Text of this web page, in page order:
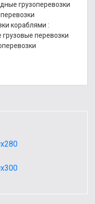
грузоперевозки
кораблями :
грузовые перевозки